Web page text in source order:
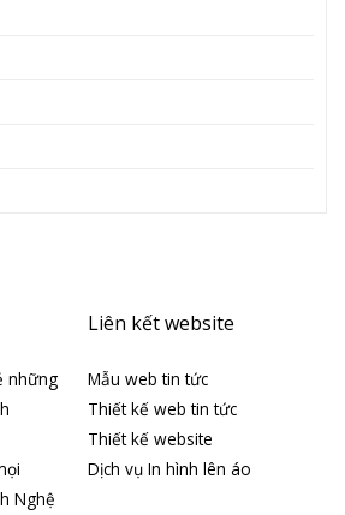
những
Nghệ
Liên kết website
Mẫu web tin tức
Thiết kế web tin tức
Thiết kế website
Dịch vụ In hình lên áo